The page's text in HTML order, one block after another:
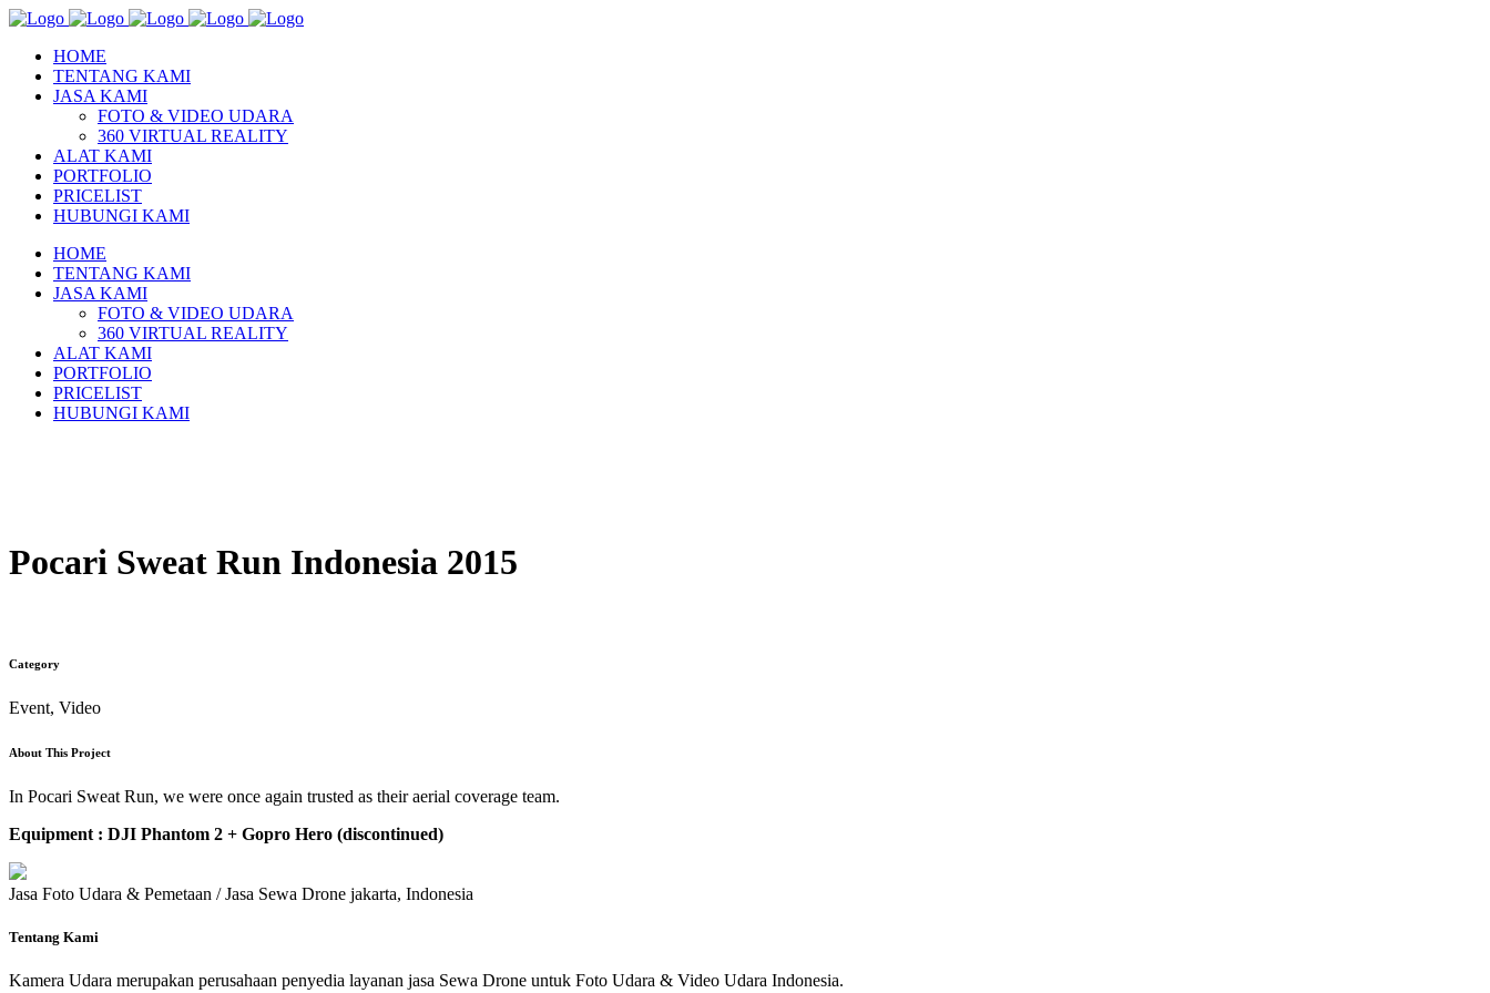
HOME
TENTANG KAMI
JASA KAMI
FOTO & VIDEO UDARA
360 VIRTUAL REALITY
ALAT KAMI
PORTFOLIO
PRICELIST
HUBUNGI KAMI
HOME
TENTANG KAMI
JASA KAMI
FOTO & VIDEO UDARA
360 VIRTUAL REALITY
ALAT KAMI
PORTFOLIO
PRICELIST
HUBUNGI KAMI
Pocari Sweat Run Indonesia 2015
Category
Event, Video
About This Project
In Pocari Sweat Run, we were once again trusted as their aerial coverage team.
Equipment : DJI Phantom 2 + Gopro Hero (discontinued)
Jasa Foto Udara & Pemetaan / Jasa Sewa Drone jakarta, Indonesia
Tentang Kami
Kamera Udara merupakan perusahaan penyedia layanan jasa Sewa Drone untuk Foto Udara & Video Udara Indonesia.